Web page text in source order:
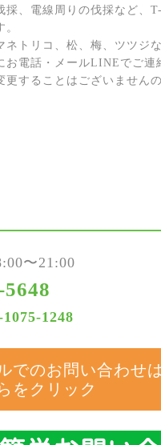
採、電線周りの伐採など、
ネトリコ、松、梅、ツツジ
お電話・メールLINEでご連
更することはございません
〜21:00
1248
でのお問い合わせは
をクリック